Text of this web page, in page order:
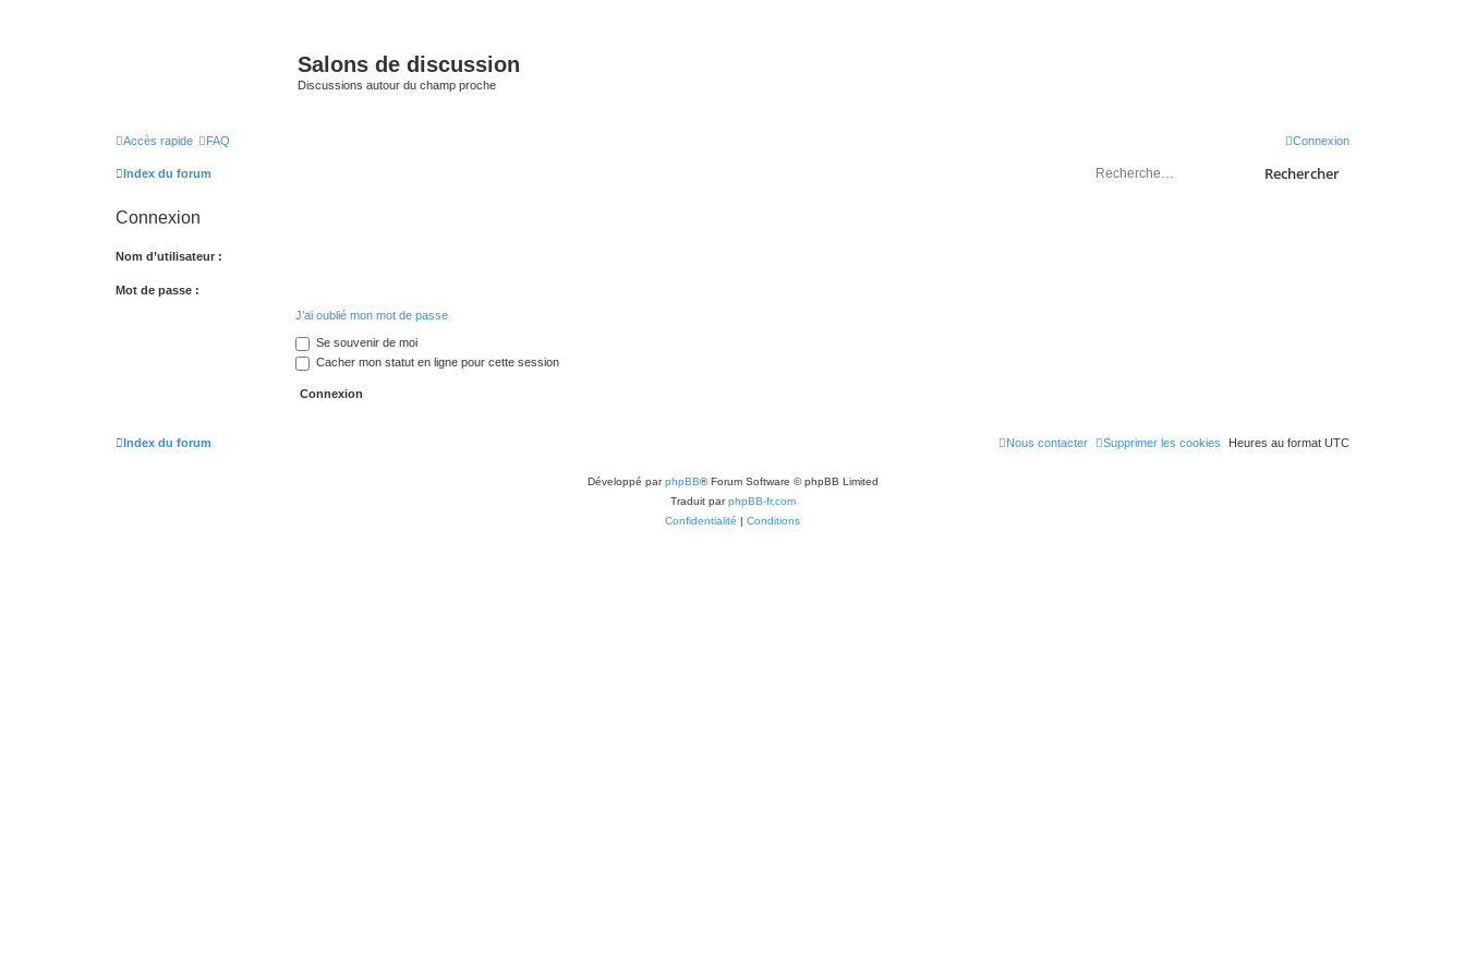
Salons de discussion
Discussions autour du champ proche
Accès rapide FAQ Connexion
Index du forum Rechercher
Connexion
Nom d’utilisateur :
Mot de passe :
J’ai oublié mon mot de passe
Se souvenir de moi
Cacher mon statut en ligne pour cette session
Index du forum Heures au format UTC
Supprimer les cookies
Nous contacter
Développé parphpBB® Forum Software © phpBB Limited
Traduit parphpBB-fr.com
Confidentialité | Conditions